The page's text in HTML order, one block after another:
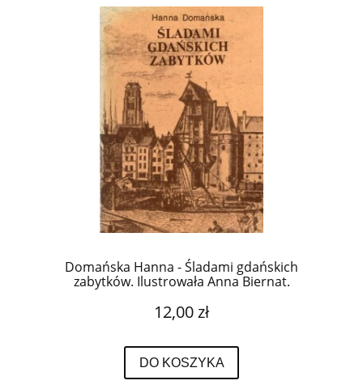
Domańska Hanna - Śladami gdańskich
zabytków. Ilustrowała Anna Biernat.
12,00 zł
DO KOSZYKA